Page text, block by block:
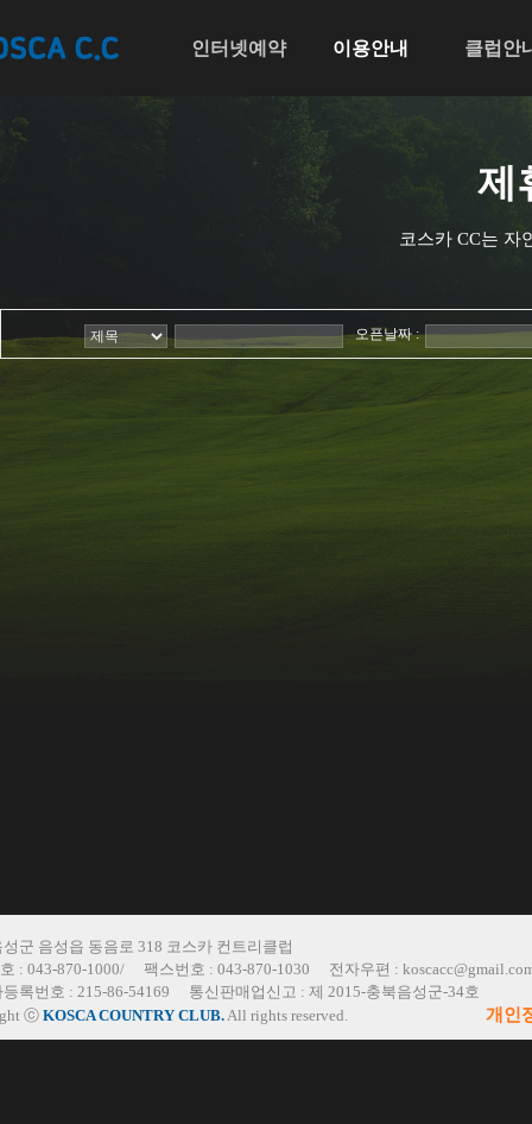
인터넷예약 이용안내 클럽안
인터넷예약 이용안내
제
코스카 CC는 자
오픈날짜 :
실시간예약 예약확인/취
군 음성읍 동음로 318 코스카 컨트리클럽
: 043-870-1000/ 팩스번호 : 043-870-1030 전자우편 :
록번호 : 215-86-54169 통신판매업신고 : 제 2015-충북음성군-34호
ⓒ KOSCA COUNTRY CLUB.All rights reserved. 개인